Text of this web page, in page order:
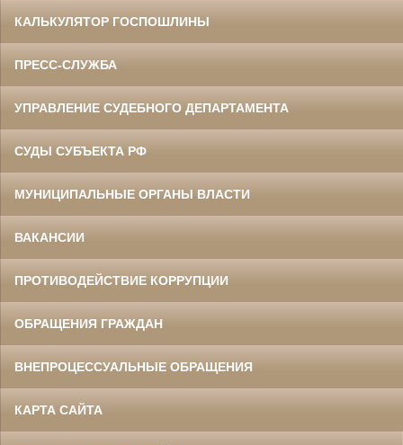
КАЛЬКУЛЯТОР ГОСПОШЛИНЫ
ПРЕСС-СЛУЖБА
УПРАВЛЕНИЕ СУДЕБНОГО ДЕПАРТАМЕНТА
СУДЫ СУБЪЕКТА РФ
МУНИЦИПАЛЬНЫЕ ОРГАНЫ ВЛАСТИ
ВАКАНСИИ
ПРОТИВОДЕЙСТВИЕ КОРРУПЦИИ
ОБРАЩЕНИЯ ГРАЖДАН
ВНЕПРОЦЕССУАЛЬНЫЕ ОБРАЩЕНИЯ
КАРТА САЙТА